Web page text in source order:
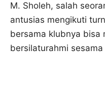
M. Sholeh, salah
antusias mengikuti
bersama klubnya bisa
bersilaturahmi